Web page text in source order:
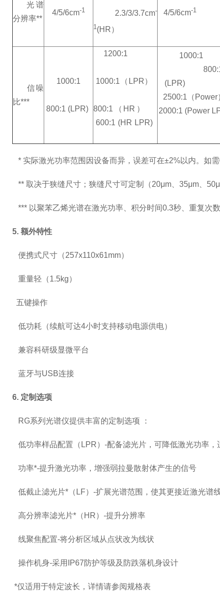
光谱
分辨率**
4/5/6cm-1 2.3/3/3.7cm-
1 (HR）
4/5/6cm-1
信噪
比***
1000:1
800:1 (LPR)
1200:1
1000:1（LPR）
800:1（HR）
600:1 (HR LPR)
2500:1（Power
2000:1 (Power
* 实际激光功率范围因设备而异，误差可在±2%以内。如
** 取决于狭缝尺寸；狭缝尺寸可定制（20μm、35μm、
*** 以聚苯乙烯光谱在激光功率、积分时间0.3秒、重复次
5. 额外特性
便携式尺寸（
重量轻（1.5kg
五键操
低功耗（续航可达4小时支持移动电源供
兼容科研级显微平
蓝牙与USB连
6. 定制选项
RG系列光谱仪提供丰富的定制选项 ：
低功率样品配置（LPR）-配备滤光片，可降低激光功率，
功率*-提升激光功率，增强弱拉曼散射体产生的信号
低截止滤光片*（LF）-扩展光谱范围，使其更接近激光谱
高分辨率滤光片*（HR）-提升分辨率
线聚焦配置-将分析区域从点状改为线状
操作机身-采用IP67防护等级及防跌落机身设计
*仅适用于特定波长，详情请参阅规格表